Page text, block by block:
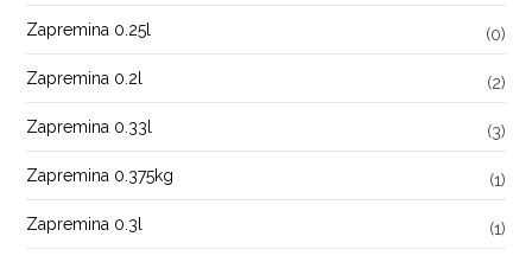
Zapremina 0.25l (0)
Zapremina 0.2l (2)
Zapremina 0.33l (3)
Zapremina 0.375kg (1)
Zapremina 0.3l (1)